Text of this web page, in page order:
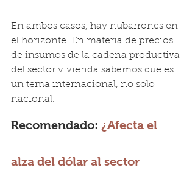
En ambos casos, hay nubarrones en
el horizonte. En materia de precios
de insumos de la cadena productiva
del sector vivienda sabemos que es
un tema internacional, no solo
nacional.
Recomendado: ¿Afecta el
alza del dólar al sector